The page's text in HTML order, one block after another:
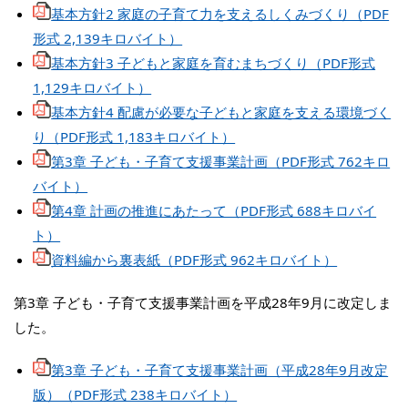
基本方針2 家庭の子育て力を支えるしくみづくり（PDF
形式 2,139キロバイト）
基本方針3 子どもと家庭を育むまちづくり（PDF形式
1,129キロバイト）
基本方針4 配慮が必要な子どもと家庭を支える環境づく
り（PDF形式 1,183キロバイト）
第3章 子ども・子育て支援事業計画（PDF形式 762キロ
バイト）
第4章 計画の推進にあたって（PDF形式 688キロバイ
ト）
資料編から裏表紙（PDF形式 962キロバイト）
第3章 子ども・子育て支援事業計画を平成28年9月に改定しま
した。
第3章 子ども・子育て支援事業計画（平成28年9月改定
版）（PDF形式 238キロバイト）